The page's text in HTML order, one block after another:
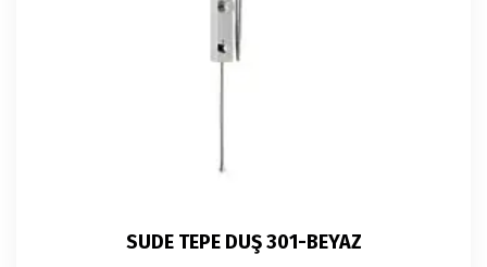
SUDE TEPE DUŞ 301-BEYAZ